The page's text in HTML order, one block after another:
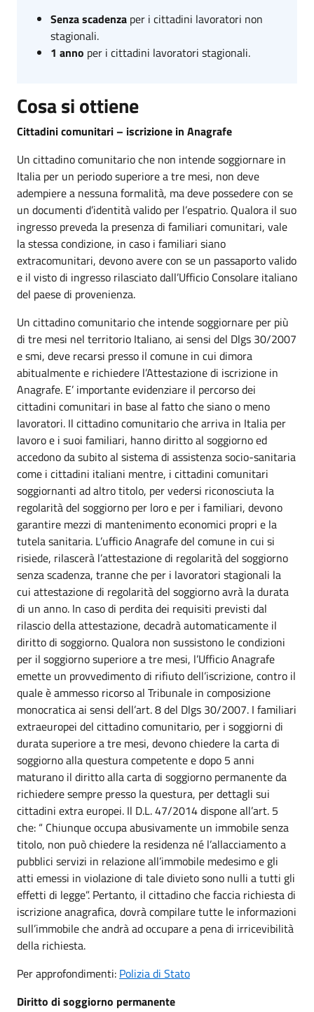
Senza scadenza per i cittadini lavoratori non
stagionali.
1 anno per i cittadini lavoratori stagionali.
Cosa si ottiene
Cittadini comunitari – iscrizione in Anagrafe
Un cittadino comunitario che non intende soggiornare in
Italia per un periodo superiore a tre mesi, non deve
adempiere a nessuna formalità, ma deve possedere con se
un documenti d’identità valido per l’espatrio. Qualora il suo
ingresso preveda la presenza di familiari comunitari, vale
la stessa condizione, in caso i familiari siano
extracomunitari, devono avere con se un passaporto valido
e il visto di ingresso rilasciato dall’Ufficio Consolare italiano
del paese di provenienza.
Un cittadino comunitario che intende soggiornare per più
di tre mesi nel territorio Italiano, ai sensi del Dlgs 30/2007
e smi, deve recarsi presso il comune in cui dimora
abitualmente e richiedere l’Attestazione di iscrizione in
Anagrafe. E’ importante evidenziare il percorso dei
cittadini comunitari in base al fatto che siano o meno
lavoratori. Il cittadino comunitario che arriva in Italia per
lavoro e i suoi familiari, hanno diritto al soggiorno ed
accedono da subito al sistema di assistenza socio-sanitaria
come i cittadini italiani mentre, i cittadini comunitari
soggiornanti ad altro titolo, per vedersi riconosciuta la
regolarità del soggiorno per loro e per i familiari, devono
garantire mezzi di mantenimento economici propri e la
tutela sanitaria. L’ufficio Anagrafe del comune in cui si
risiede, rilascerà l’attestazione di regolarità del soggiorno
senza scadenza, tranne che per i lavoratori stagionali la
cui attestazione di regolarità del soggiorno avrà la durata
di un anno. In caso di perdita dei requisiti previsti dal
rilascio della attestazione, decadrà automaticamente il
diritto di soggiorno. Qualora non sussistono le condizioni
per il soggiorno superiore a tre mesi, l’Ufficio Anagrafe
emette un provvedimento di rifiuto dell’iscrizione, contro il
quale è ammesso ricorso al Tribunale in composizione
monocratica ai sensi dell’art. 8 del Dlgs 30/2007. I familiari
extraeuropei del cittadino comunitario, per i soggiorni di
durata superiore a tre mesi, devono chiedere la carta di
soggiorno alla questura competente e dopo 5 anni
maturano il diritto alla carta di soggiorno permanente da
richiedere sempre presso la questura, per dettagli sui
cittadini extra europei. Il D.L. 47/2014 dispone all’art. 5
che: “ Chiunque occupa abusivamente un immobile senza
titolo, non può chiedere la residenza né l’allacciamento a
pubblici servizi in relazione all’immobile medesimo e gli
atti emessi in violazione di tale divieto sono nulli a tutti gli
effetti di legge”. Pertanto, il cittadino che faccia richiesta di
iscrizione anagrafica, dovrà compilare tutte le informazioni
sull’immobile che andrà ad occupare a pena di irricevibilità
della richiesta.
Per approfondimenti: Polizia di Stato
Diritto di soggiorno permanente